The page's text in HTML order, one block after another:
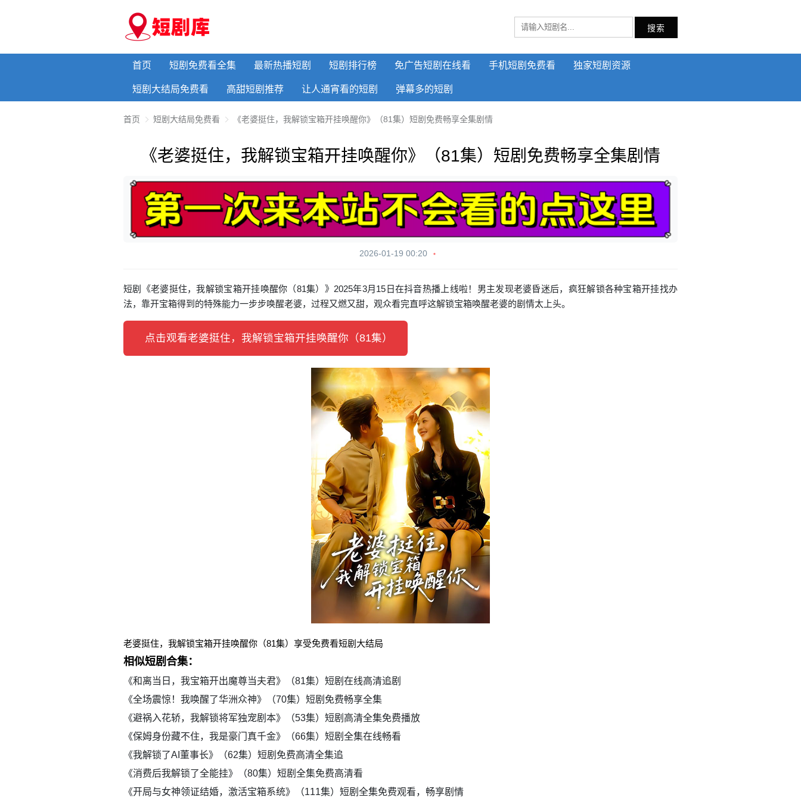
搜索
首页 短剧免费看全集 最新热播短剧 短剧排行榜 免广告短剧在线看 手机短剧免费看 独家短剧资源
短剧大结局免费看 高甜短剧推荐 让人通宵看的短剧 弹幕多的短剧
首页 短剧大结局免费看 《老婆挺住，我解锁宝箱开挂唤醒你》（81集）短剧免费畅享全集剧情
《老婆挺住，我解锁宝箱开挂唤醒你》（81集）短剧免费畅享全集剧情
2026-01-19 00:20
短剧《老婆挺住，我解锁宝箱开挂唤醒你（81集）》2025年3月15日在抖音热播上线啦！男主发现老婆昏迷后，疯狂解锁各种宝箱开挂找办
法，靠开宝箱得到的特殊能力一步步唤醒老婆，过程又燃又甜，观众看完直呼这解锁宝箱唤醒老婆的剧情太上头。
点击观看老婆挺住，我解锁宝箱开挂唤醒你（81集）
老婆挺住，我解锁宝箱开挂唤醒你（81集）享受免费看短剧大结局
相似短剧合集：
《和离当日，我宝箱开出魔尊当夫君》（81集）短剧在线高清追剧
《全场震惊！我唤醒了华洲众神》（70集）短剧免费畅享全集
《避祸入花轿，我解锁将军独宠剧本》（53集）短剧高清全集免费播放
《保姆身份藏不住，我是豪门真千金》（66集）短剧全集在线畅看
《我解锁了AI董事长》（62集）短剧免费高清全集追
《消费后我解锁了全能挂》（80集）短剧全集免费高清看
《开局与女神领证结婚，激活宝箱系统》（111集）短剧全集免费观看，畅享剧情